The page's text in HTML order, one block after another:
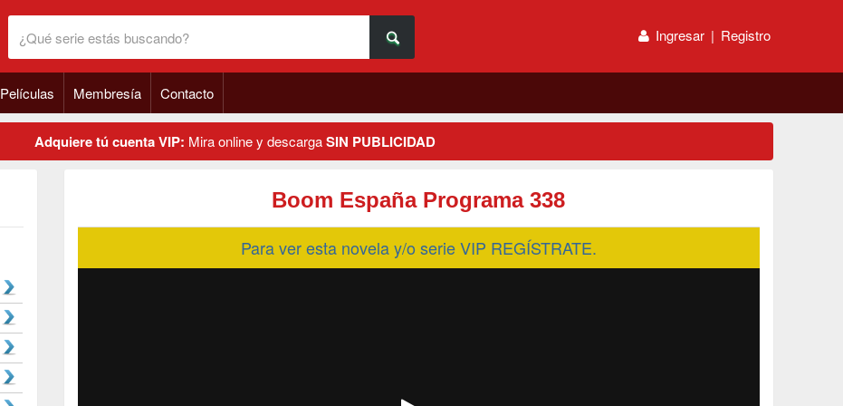
Ingresar | Registro
Películas Membresía Contacto
Adquiere tú cuenta VIP: Mira online y descargaSIN PUBLICIDAD
Boom España Programa 338
Para ver esta novela y/o serie VIP REGÍSTRATE.